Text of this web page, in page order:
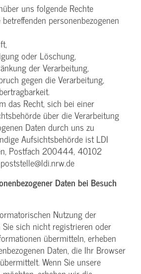
uns folgende Rechte
personenbezogenen
oder Löschung,
der Verarbeitung,
gegen die Verarbeitung,
das Recht, sich bei einer
über die Verarbeitung
Daten durch uns zu
Aufsichtsbehörde ist LDI
Postfach 200444, 40102
Daten bei Besuch
Nutzung der
Sie sich nicht registrieren oder
übermitteln, erheben
Daten, die Ihr Browser
Wenn Sie unsere